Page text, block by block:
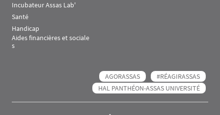
Incubateur Assas Lab'
Santé
Handicap
Aides financières et sociale
s
AGORASSAS
#RÉAGIRASSAS
HAL PANTHÉON-ASSAS UNIVERSITÉ